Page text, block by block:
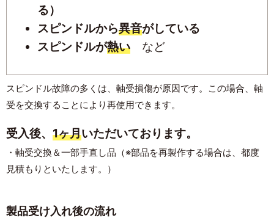
る）
スピンドルから異音がしている
スピンドルが熱い など
スピンドル故障の多くは、軸受損傷が原因です。この場合、軸
受を交換することにより再使用できます。
受入後、 1ヶ月いただいております。
・軸受交換＆一部手直し品（※部品を再製作する場合は、都度
見積もりといたします。）
製品受け入れ後の流れ